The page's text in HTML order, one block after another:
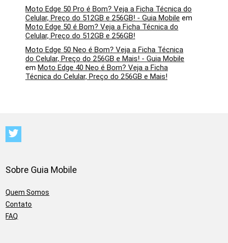
Moto Edge 50 Pro é Bom? Veja a Ficha Técnica do
Celular, Preço do 512GB e 256GB! - Guia Mobile em
Moto Edge 50 é Bom? Veja a Ficha Técnica do
Celular, Preço do 512GB e 256GB!
Moto Edge 50 Neo é Bom? Veja a Ficha Técnica
do Celular, Preço do 256GB e Mais! - Guia Mobile
em Moto Edge 40 Neo é Bom? Veja a Ficha
Técnica do Celular, Preço do 256GB e Mais!
Sobre Guia Mobile
Quem Somos
Contato
FAQ